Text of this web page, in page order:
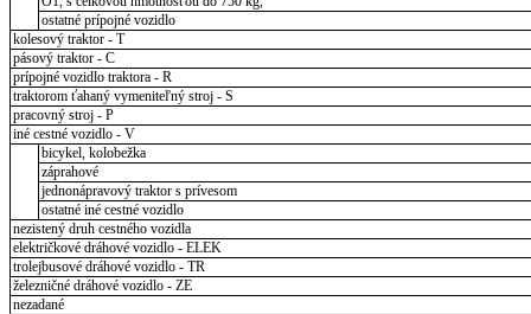
ostatné prípojné vozidlo
kolesový traktor - T
pásový traktor - C
prípojné vozidlo traktora - R
traktorom ťahaný vymeniteľný stroj - S
pracovný stroj - P
iné cestné vozidlo - V
bicykel, kolobežka
záprahové
jednonápravový traktor s prívesom
ostatné iné cestné vozidlo
nezistený druh cestného vozidla
električkové dráhové vozidlo - ELEK
trolejbusové dráhové vozidlo - TR
železničné dráhové vozidlo - ZE
nezadané